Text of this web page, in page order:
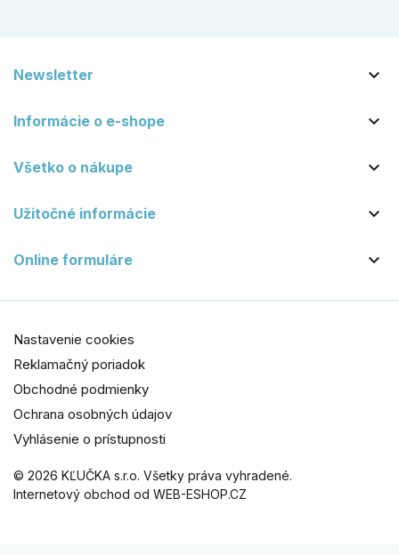
Newsletter 
Informácie o e-shope 
Všetko o nákupe 
Užitočné informácie 
Online formuláre 
© 2026 KĽUČKA s.r.o. Všetky práva vyhradené.
Internetový obchod od WEB-ESHOP.CZ
Nastavenie cookies
Reklamačný poriadok
Obchodné podmienky
Ochrana osobných údajov
Vyhlásenie o prístupnosti